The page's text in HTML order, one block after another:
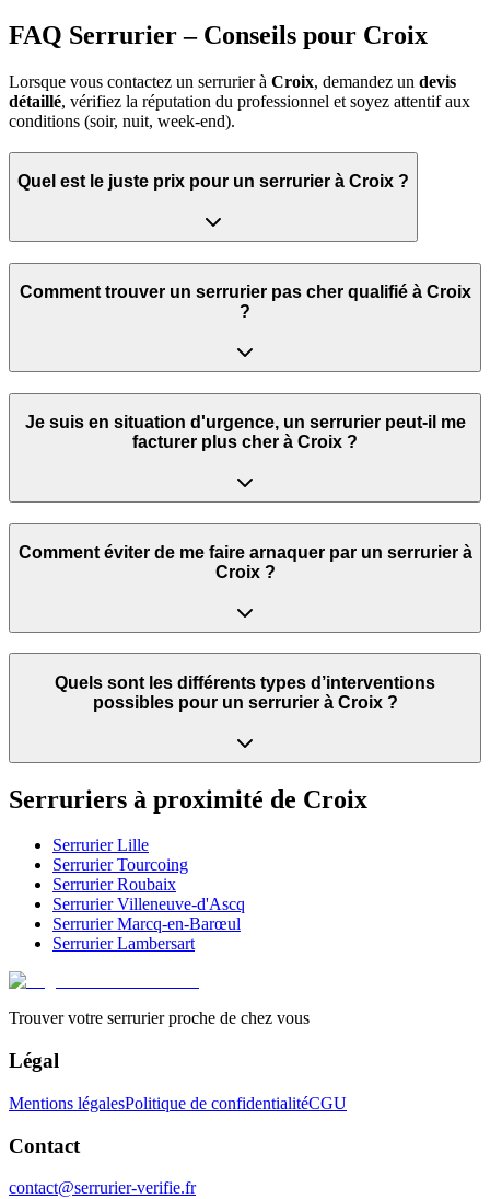
FAQ Serrurier – Conseils pour Croix
Lorsque vous contactez un serrurier à Croix, demandez un devis
détaillé, vérifiez la réputation du professionnel et soyez attentif aux
conditions (soir, nuit, week‑end).
Quel est le juste prix pour un serrurier à Croix ?
Comment trouver un serrurier pas cher qualifié à Croix
?
Je suis en situation d'urgence, un serrurier peut‑il me
facturer plus cher à Croix ?
Comment éviter de me faire arnaquer par un serrurier à
Croix ?
Quels sont les différents types d’interventions
possibles pour un serrurier à Croix ?
Serruriers à proximité de Croix
SerrurierLille
SerrurierTourcoing
SerrurierRoubaix
SerrurierVilleneuve-d'Ascq
SerrurierMarcq-en-Barœul
SerrurierLambersart
Trouver votre serrurier proche de chez vous
Légal
Mentions légalesPolitique de confidentialitéCGU
Contact
contact@serrurier-verifie.fr